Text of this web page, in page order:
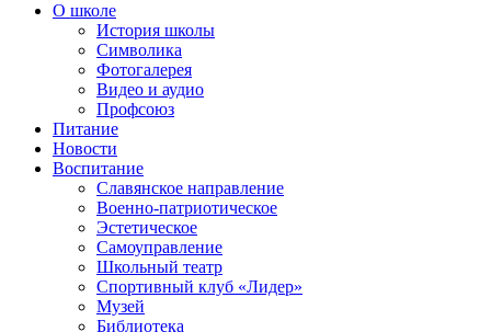
О школе
История школы
Символика
Фотогалерея
Видео и аудио
Профсоюз
Питание
Новости
Воспитание
Славянское направление
Военно-патриотическое
Эстетическое
Самоуправление
Школьный театр
Спортивный клуб «Лидер»
Музей
Библиотека